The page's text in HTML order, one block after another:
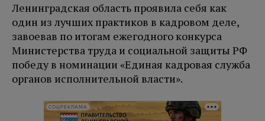
Ленинградская область проявила себя как
один из лучших практиков в кадровом деле,
завоевав по итогам ежегодного конкурса
Министерства труда и социальной защиты РФ
победу в номинации «Единая кадровая служба
органов исполнительной власти».
СОЦРЕКЛАМА